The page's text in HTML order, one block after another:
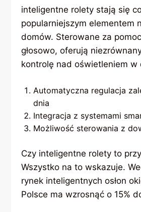
inteligentne rolety stają się
popularniejszym elementem
domów. Sterowane za
głosowo, oferują
kontrolę nad oświetleniem w
Automatyczna regulacja
dnia
Integracja z systemami
Możliwość sterowania z
Czy inteligentne rolety to
Wszystko na to wskazuje.
rynek inteligentnych osłon
Polsce ma wzrosnąć o 15%